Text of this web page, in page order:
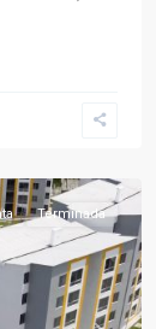
Terminada